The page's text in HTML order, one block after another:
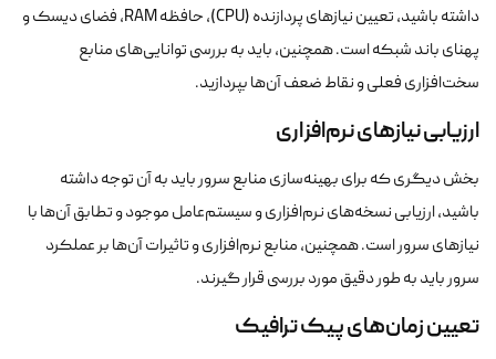
داشته باشید، تعیین نیازهای پردازنده (CPU)، حافظه RAM، فضای دیسک و
پهنای باند شبکه است. همچنین، باید به بررسی توانایی‌های منابع
سخت‌افزاری فعلی و نقاط ضعف آن‌ها بپردازید.
ارزیابی نیازهای نرم‌افزاری
بخش دیگری که برای بهینه‌سازی منابع سرور باید به آن توجه داشته
باشید، ارزیابی نسخه‌های نرم‌افزاری و سیستم‌عامل موجود و تطابق آن‌ها با
نیازهای سرور است. همچنین، منابع نرم‌افزاری و تاثیرات آن‌ها بر عملکرد
سرور باید به طور دقیق مورد بررسی قرار گیرند.
تعیین زمان‌های پیک ترافیک